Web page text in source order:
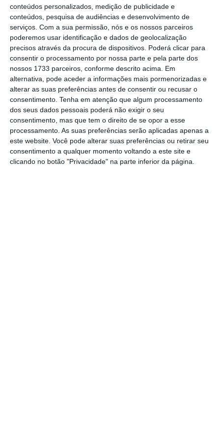
conteúdos personalizados, medição de publicidade e
conteúdos, pesquisa de audiências e desenvolvimento de
serviços. Com a sua permissão, nós e os nossos parceiros
poderemos usar identificação e dados de geolocalização
precisos através da procura de dispositivos. Poderá clicar para
consentir o processamento por nossa parte e pela parte dos
nossos 1733 parceiros, conforme descrito acima. Em
alternativa, pode aceder a informações mais pormenorizadas e
alterar as suas preferências antes de consentir ou recusar o
consentimento. Tenha em atenção que algum processamento
dos seus dados pessoais poderá não exigir o seu
consentimento, mas que tem o direito de se opor a esse
processamento. As suas preferências serão aplicadas apenas a
este website. Você pode alterar suas preferências ou retirar seu
consentimento a qualquer momento voltando a este site e
clicando no botão "Privacidade" na parte inferior da página.
ascendem a valores absolutamente
surpreendentes quando consideramos tratar-se
de ativos digitais.
Veja-se, a título de mero exemplo, a obra digital
“Everydays – The First 5000 Days” do artista
Beeple, que foi leiloada por 69 milhões de
dólares. A cantora Grimes também vendeu
milhares de videogramas sob o formato de NFTs
num leilão online por cerca de 6 milhões de
dólares. O artista conhecido como 3LAU decidiu
marcar o terceiro aniversário do seu álbum